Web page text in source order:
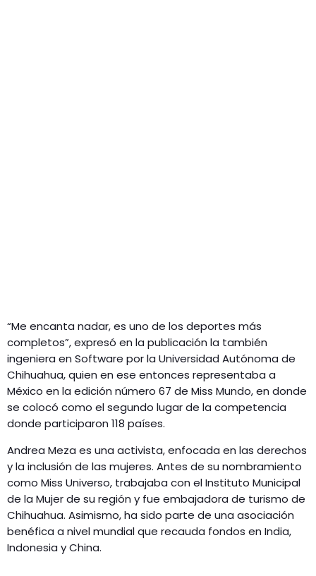
“Me encanta nadar, es uno de los deportes más
completos”, expresó en la publicación la también
ingeniera en Software por la Universidad Autónoma de
Chihuahua, quien en ese entonces representaba a
México en la edición número 67 de Miss Mundo, en donde
se colocó como el segundo lugar de la competencia
donde participaron 118 países.
Andrea Meza es una activista, enfocada en las derechos
y la inclusión de las mujeres. Antes de su nombramiento
como Miss Universo, trabajaba con el Instituto Municipal
de la Mujer de su región y fue embajadora de turismo de
Chihuahua. Asimismo, ha sido parte de una asociación
benéfica a nivel mundial que recauda fondos en India,
Indonesia y China.